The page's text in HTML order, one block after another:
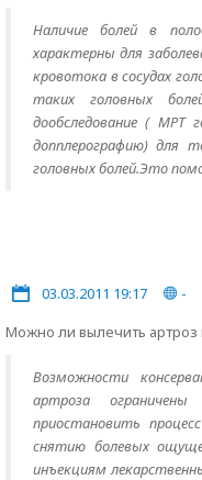
Наличие болей в
характерны для
кровотока в сосудах
таких головных
дообследование ( МРТ
допплерографию) для
головных болей.Это
03.03.2011 19:17 -
Можно ли вылечить
Возможности
артроза
приостановить
снятию болевых
инъекциям